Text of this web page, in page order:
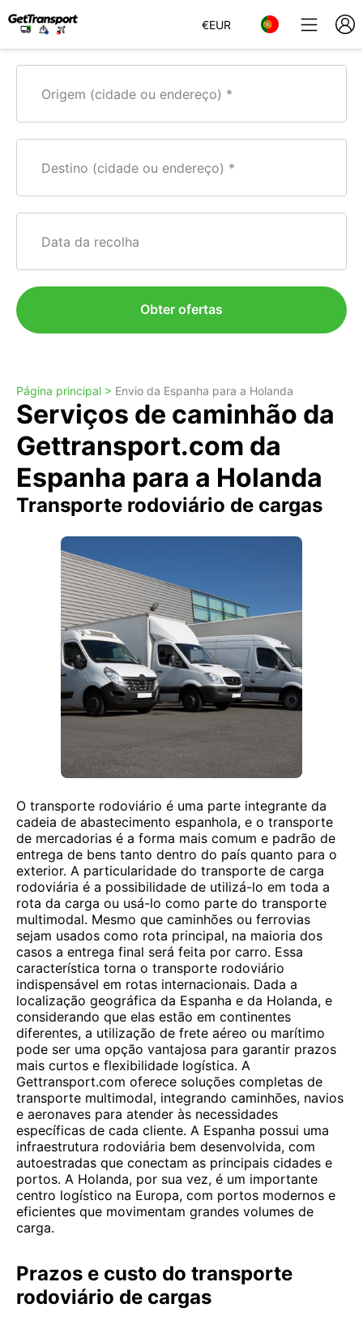
€EUR
Origem (cidade ou endereço)
Destino (cidade ou endereço)
Data da recolha
Obter ofertas
Página principal > Envio da Espanha para a Holanda
Serviços de caminhão da
Gettransport.com da
Espanha para a Holanda
Transporte rodoviário de cargas
O transporte rodoviário é uma parte integrante da
cadeia de abastecimento espanhola, e o transporte
de mercadorias é a forma mais comum e padrão de
entrega de bens tanto dentro do país quanto para o
exterior. A particularidade do transporte de carga
rodoviária é a possibilidade de utilizá-lo em toda a
rota da carga ou usá-lo como parte do transporte
multimodal. Mesmo que caminhões ou ferrovias
sejam usados ​​como rota principal, na maioria dos
casos a entrega final será feita por carro. Essa
característica torna o transporte rodoviário
indispensável em rotas internacionais. Dada a
localização geográfica da Espanha e da Holanda, e
considerando que elas estão em continentes
diferentes, a utilização de frete aéreo ou marítimo
pode ser uma opção vantajosa para garantir prazos
mais curtos e flexibilidade logística. A
Gettransport.com oferece soluções completas de
transporte multimodal, integrando caminhões, navios
e aeronaves para atender às necessidades
específicas de cada cliente. A Espanha possui uma
infraestrutura rodoviária bem desenvolvida, com
autoestradas que conectam as principais cidades e
portos. A Holanda, por sua vez, é um importante
centro logístico na Europa, com portos modernos e
eficientes que movimentam grandes volumes de
carga.
Prazos e custo do transporte
rodoviário de cargas